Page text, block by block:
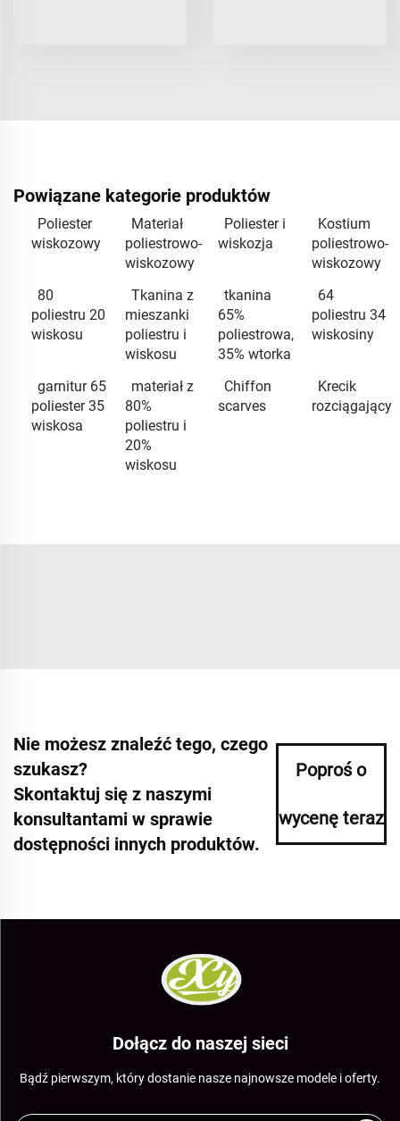
Powiązane kategorie produktów
Poliester
wiskozowy
Materiał
poliestrowo-
wiskozowy
Poliester i
wiskozja
Kostium
poliestrowo-
wiskozowy
80
poliestru 20
wiskosu
Tkanina z
mieszanki
poliestru i
wiskosu
tkanina
65%
poliestrowa,
35% wtorka
64
poliestru 34
wiskosiny
garnitur 65
poliester 35
wiskosa
materiał z
80%
poliestru i
20%
wiskosu
Chiffon
scarves
Krecik
rozciągający
Nie możesz znaleźć tego, czego
szukasz?
Skontaktuj się z naszymi
konsultantami w sprawie
dostępności innych produktów.
Poproś o
wycenę teraz
Dołącz do naszej sieci
Bądź pierwszym, który dostanie nasze najnowsze modele i oferty.